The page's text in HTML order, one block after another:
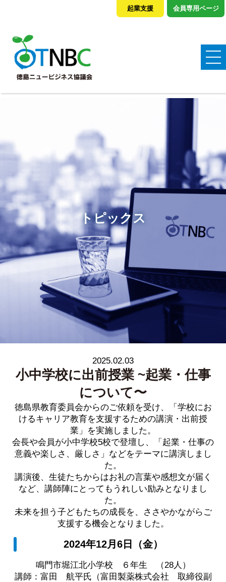
起業支援 会員専用ページ
トピックス
2025.02.03
小中学校に出前授業 ~起業・仕事
について〜
徳島県教育委員会からのご依頼を受け、「学校にお
けるキャリア教育を支援するための講演・出前授
業」を実施しました。
会長や会員が小中学校5校で登壇し、「起業・仕事の
意義や楽しさ、厳しさ」などをテーマに講演しまし
た。
講演後、生徒たちからはお礼の言葉や感想文が届く
など、講師陣にとってもうれしい励みとなりまし
た。
未来を担う子どもたちの成長を、ささやかながらご
支援する機会となりました。
2024年12月6日（金）
鳴門市堀江北小学校 ６年生 （28人）
講師：富田 航平氏（富田製薬株式会社 取締役副